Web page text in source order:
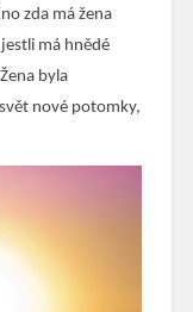
zda má žena
má hnědé
byla
nové potomky,